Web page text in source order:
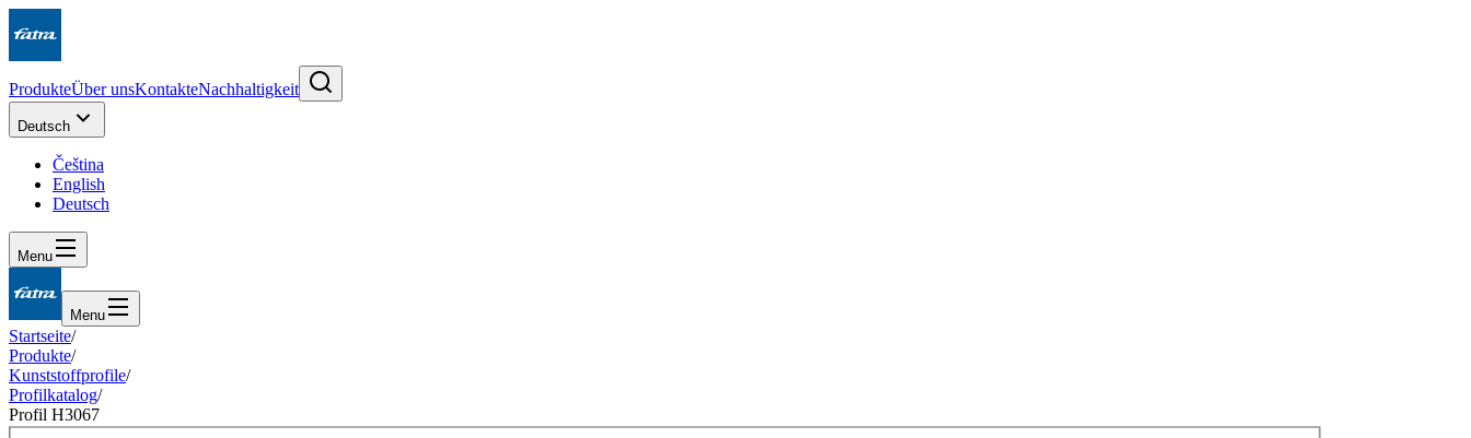
ProdukteÜber unsKontakteNachhaltigkeit
Deutsch
Čeština
English
Deutsch
Menu
Menu
Startseite/
Produkte/
Kunststoffprofile/
Profilkatalog/
Profil H3067